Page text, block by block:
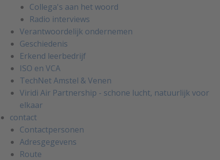
Collega's aan het woord
Radio interviews
Verantwoordelijk ondernemen
Geschiedenis
Erkend leerbedrijf
ISO en VCA
TechNet Amstel & Venen
Viridi Air Partnership - schone lucht, natuurlijk voor
elkaar
contact
Contactpersonen
Adresgegevens
Route